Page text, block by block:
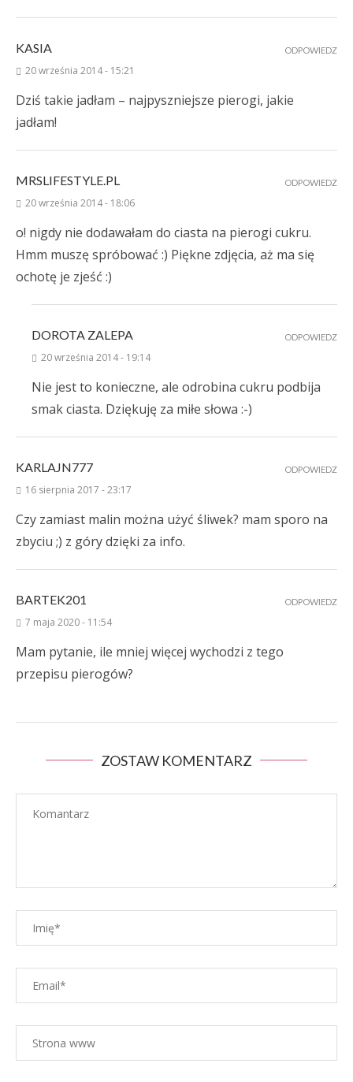
KASIA
20 września 2014 - 15:21
Dziś takie jadłam – najpyszniejsze pierogi, jakie
jadłam!
ODPOWIEDZ
MRSLIFESTYLE.PL
20 września 2014 - 18:06
o! nigdy nie dodawałam do ciasta na pierogi cukru.
Hmm muszę spróbować :) Piękne zdjęcia, aż ma się
ochotę je zjeść :)
ODPOWIEDZ
DOROTA ZALEPA
20 września 2014 - 19:14
Nie jest to konieczne, ale odrobina cukru podbija
smak ciasta. Dziękuję za miłe słowa :-)
ODPOWIEDZ
KARLAJN777
16 sierpnia 2017 - 23:17
Czy zamiast malin można użyć śliwek? mam sporo na
zbyciu ;) z góry dzięki za info.
ODPOWIEDZ
BARTEK201
7 maja 2020 - 11:54
Mam pytanie, ile mniej więcej wychodzi z tego
przepisu pierogów?
ODPOWIEDZ
ZOSTAW KOMENTARZ